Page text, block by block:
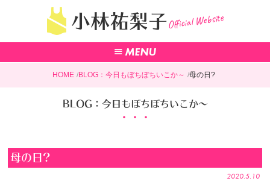
小林祐梨子Official Website
HOME BLOG：今日もぼちぼちいこか～ 母の日?
BLOG：今日もぼちぼちいこか～
母の日?
2020.5.10